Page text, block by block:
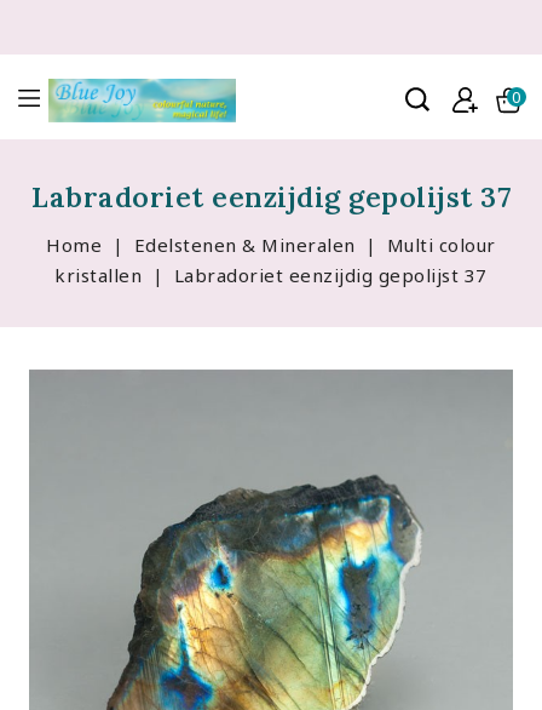
0
Labradoriet eenzijdig gepolijst 37
Home Edelstenen & Mineralen
Multi colour
kristallen
Labradoriet eenzijdig gepolijst 37